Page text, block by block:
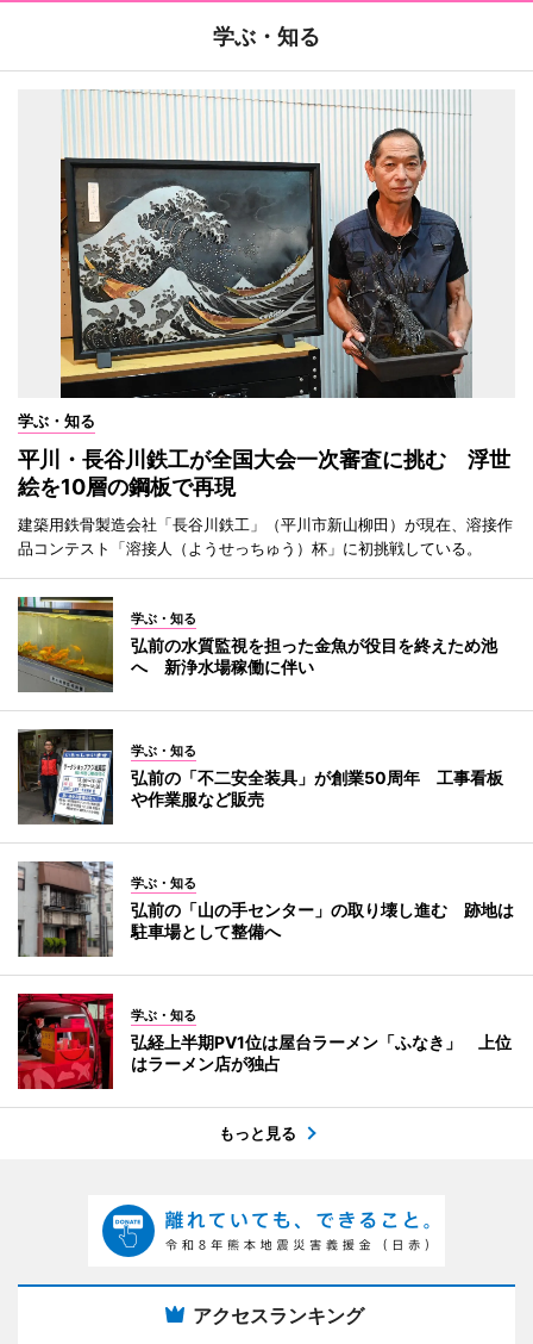
学ぶ・知る
学ぶ・知る
平川・長谷川鉄工が全国大会一次審査に挑む 浮世
絵を10層の鋼板で再現
建築用鉄骨製造会社「長谷川鉄工」（平川市新山柳田）が現在、溶接作
品コンテスト「溶接人（ようせっちゅう）杯」に初挑戦している。
学ぶ・知る
弘前の水質監視を担った金魚が役目を終えため池
へ 新浄水場稼働に伴い
学ぶ・知る
弘前の「不二安全装具」が創業50周年 工事看板
や作業服など販売
学ぶ・知る
弘前の「山の手センター」の取り壊し進む 跡地は
駐車場として整備へ
学ぶ・知る
弘経上半期PV1位は屋台ラーメン「ふなき」 上位
はラーメン店が独占
もっと見る
アクセスランキング